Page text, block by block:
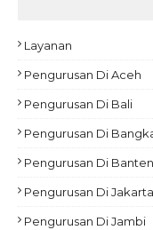
Layanan
Pengurusan Di Aceh
Pengurusan Di Bali
Pengurusan Di
Pengurusan Di Banten
Pengurusan Di Jakarta
Pengurusan Di Jambi